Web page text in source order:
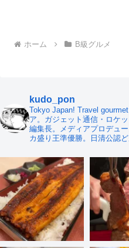
ホーム B級グルメ
kudo_pon
Tokyo Japan! Travel
ア。ガジェット通信・ロケ
編集長。メディアプロデュ
カ盛り王準優勝。日清公認